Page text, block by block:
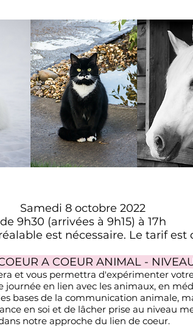
Samedi 8 octobre 2022
de 9h30 (arrivées à 9h15) à 17h
est nécessaire. Le tarif est
A COEUR ANIMAL -
et vous permettra d'expérimenter
en lien avec les animaux, en
bases de la communication animale,
en soi et de lâcher prise au niveau
notre approche du lien de coeur.